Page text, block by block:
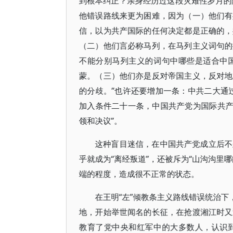
他错误路线来更为困难，因为（一）他们
信，以为共产国际的任何决定都是正确的
（二）他们言必称马列，在马列主义词句
不能分别马列主义的词句中哪些是适合
蒙。（三）他们亦是反对帝国主义，反对
的分歧。”也许还要增加一条：中共二大
加入条件二十一条，中国共产党为国际共
领和决议”。
这种盲目迷信，在中国共产党成立后
乎就成为“离经叛道”，还被斥为“山沟沟里
端的程度，造成很不正常的状态。
在王明“左”倾教条主义路线错误统治
地，开始举世闻名的长征，在抢渡湘江时
教育了党中央和红军中的大多数人，认